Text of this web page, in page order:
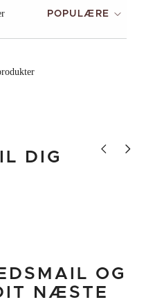
POPULÆRE
DIG Vis tidligere
Vis
OG
NÆSTE